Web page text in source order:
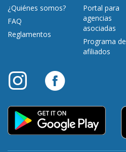
¿Quiénes somos?
FAQ
Reglamentos
Portal para
agencias
asociadas
Programa de
afiliados